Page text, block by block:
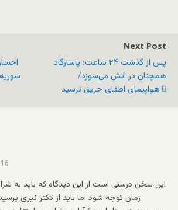
Next Post
پس از گذشت ۲۴ ساعت؛ پاسارگاد
همچنان در آتش می‌سوزد/
هواپیمای اطفای حریق نرسید
این سخن درستی است از این دیدگاه که باید به
زمان توجه شود اما باید از دکتر نیری